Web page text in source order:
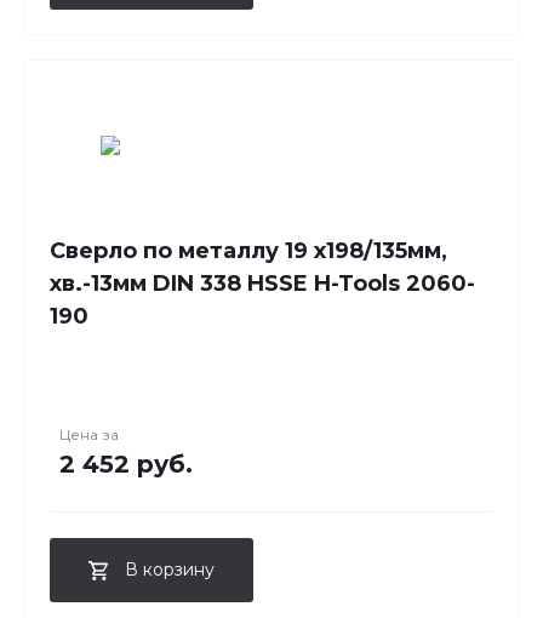
Сверло по металлу 19 x198/135мм,
хв.-13мм DIN 338 HSSE H-Tools 2060-
190
Цена за
2 452 руб.
В корзину